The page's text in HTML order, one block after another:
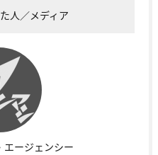
人／メディア
エージェンシー